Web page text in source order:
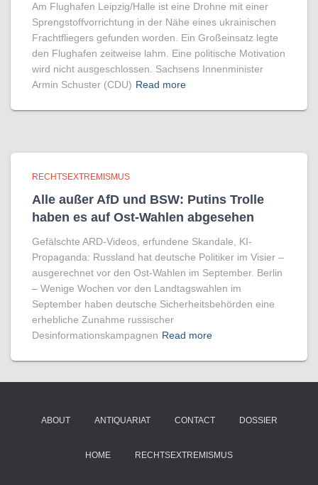
Am Flughafen Leipzig/Halle ist eine Drohne mit einer
Sprengstoffvorrichtung in der Nähe eines ukrainischen
Frachtfliegers gefunden worden. Ein Großeinsatz legte
den Flughafen zeitweise lahm. Eine politische Motivation
wird nicht ausgeschlossen. Sachsens Innenminister
Armin Schuster (CDU) Read more
RECHTSEXTREMISMUS
Alle außer AfD und BSW: Putins Trolle
haben es auf Ost-Wahlen abgesehen
Gefälschte ARD-Videos, erfundene Skandale, KI-
Propaganda: Russland hat deutsche Politiker im Visier –
ausgerechnet vor den Ost-Wahlen im September. Berlin
– Wenige Wochen vor den Landtagswahlen im
September haben deutsche Sicherheitsbehörden eine
erhebliche Zunahme russischer
Desinformationskampagnen Read more
ABOUT ANTIQUARIAT CONTACT DOSSIER
HOME RECHTSEXTREMISMUS